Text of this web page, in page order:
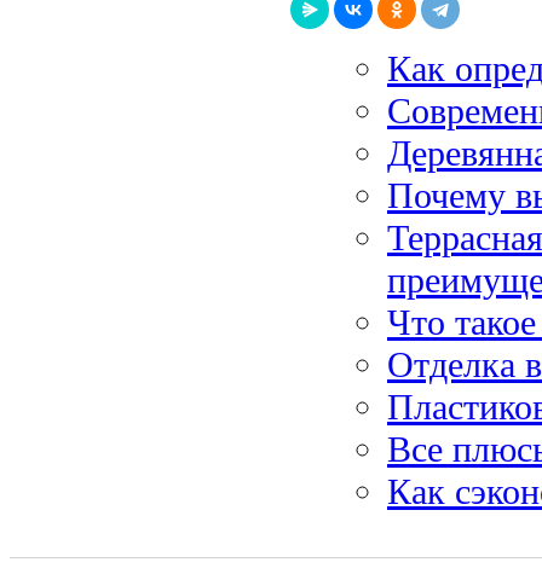
Как
Почему
Что
Отделка
Все
Как